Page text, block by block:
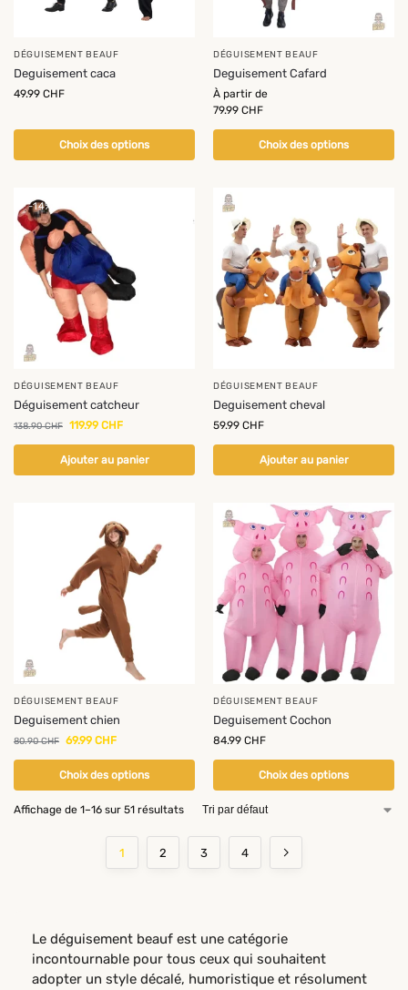
DÉGUISEMENT BEAUF
Deguisement caca
49.99 CHF
Choix des options
DÉGUISEMENT BEAUF
Deguisement Cafard
À partir de
79.99 CHF
Choix des options
-14%
DÉGUISEMENT BEAUF
Déguisement catcheur
138.90CHF 119.99 CHF
Ajouter au panier
DÉGUISEMENT BEAUF
Deguisement cheval
59.99 CHF
Ajouter au panier
DÉGUISEMENT BEAUF
Deguisement chien
80.90CHF 69.99 CHF
Choix des options
DÉGUISEMENT BEAUF
Deguisement Cochon
84.99 CHF
Choix des options
Affichage de 1–16 sur 51 résultats
1 2 3 4
Le déguisement beauf est une catégorie
incontournable pour tous ceux qui souhaitent
adopter un style décalé, humoristique et résolument